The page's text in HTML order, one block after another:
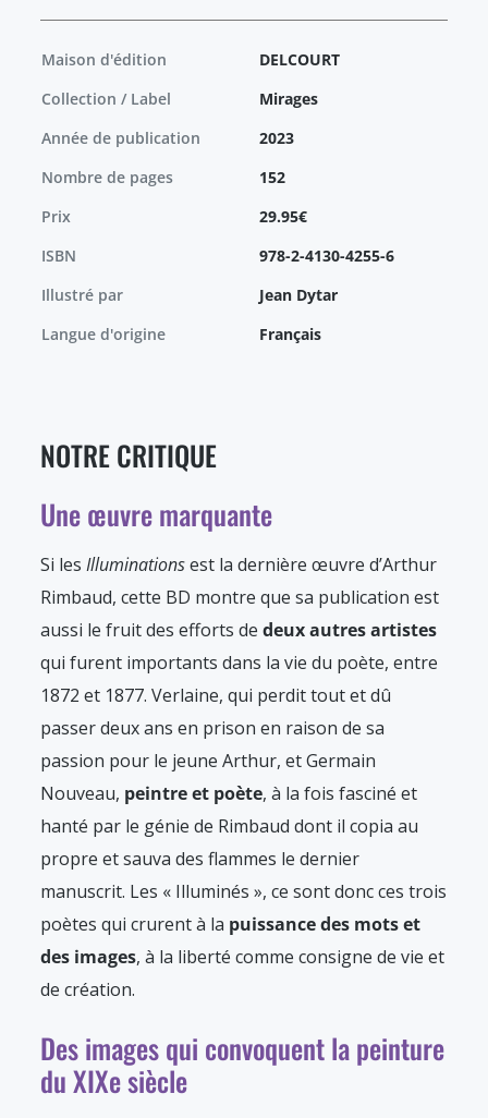
Maison d'édition
DELCOURT
Collection / Label
Mirages
Année de publication
2023
Nombre de pages
152
Prix
29.95€
ISBN
978-2-4130-4255-6
Illustré par
Jean Dytar
Langue d'origine
Français
NOTRE CRITIQUE
Une œuvre marquante
Si les Illuminationsest la dernière œuvre d’Arthur
Rimbaud, cette BD montre que sa publication est
aussi le fruit des efforts de deux autres artistes
qui furent importants dans la vie du poète, entre
1872 et 1877. Verlaine, qui perdit tout et dû
passer deux ans en prison en raison de sa
passion pour le jeune Arthur, et Germain
Nouveau, peintre et poète, à la fois fasciné et
hanté par le génie de Rimbaud dont il copia au
propre et sauva des flammes le dernier
manuscrit. Les « Illuminés », ce sont donc ces trois
poètes qui crurent à la puissance des mots et
des images, à la liberté comme consigne de vie et
de création.
Des images qui convoquent la peinture
du XIXe siècle